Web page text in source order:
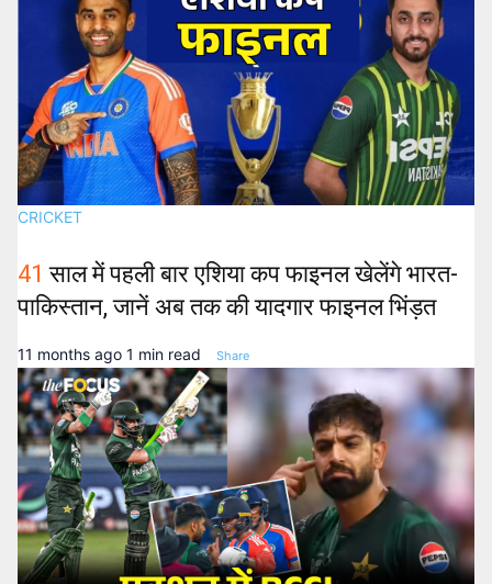
CRICKET
41 साल में पहली बार एशिया कप फाइनल खेलेंगे भारत-
पाकिस्तान, जानें अब तक की यादगार फाइनल भिंड़त
11 months ago 1 min read Share